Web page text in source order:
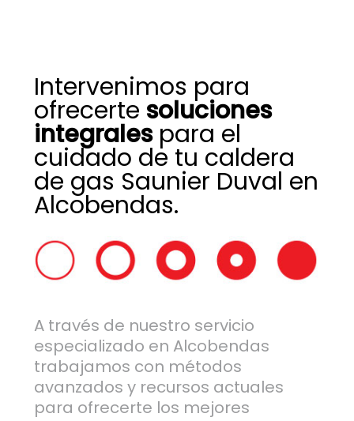
Intervenimos para
ofrecerte soluciones
integralespara el
cuidado de tu caldera
de gas Saunier Duval en
Alcobendas.
A través de nuestro servicio
especializado en Alcobendas
trabajamos con métodos
avanzados y recursos actuales
para ofrecerte los mejores